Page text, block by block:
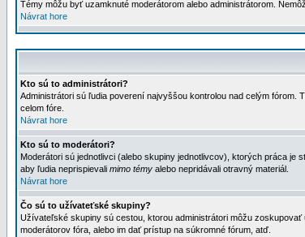
Témy môžu byť uzamknuté moderátorom alebo administrátorom.
Návrat hore
Kto sú to administrátori?
Administrátori sú ľudia poverení najvyššou kontrolou nad celým
celom fóre.
Návrat hore
Kto sú to moderátori?
Moderátori sú jednotlivci (alebo skupiny jednotlivcov), ktorých práca
aby ľudia neprispievali mimo témy alebo nepridávali otravný materiál.
Návrat hore
Čo sú to užívateťské skupiny?
Užívateľské skupiny sú cestou, ktorou administrátori môžu
moderátorov fóra, alebo im dať prístup na súkromné fórum, atď.